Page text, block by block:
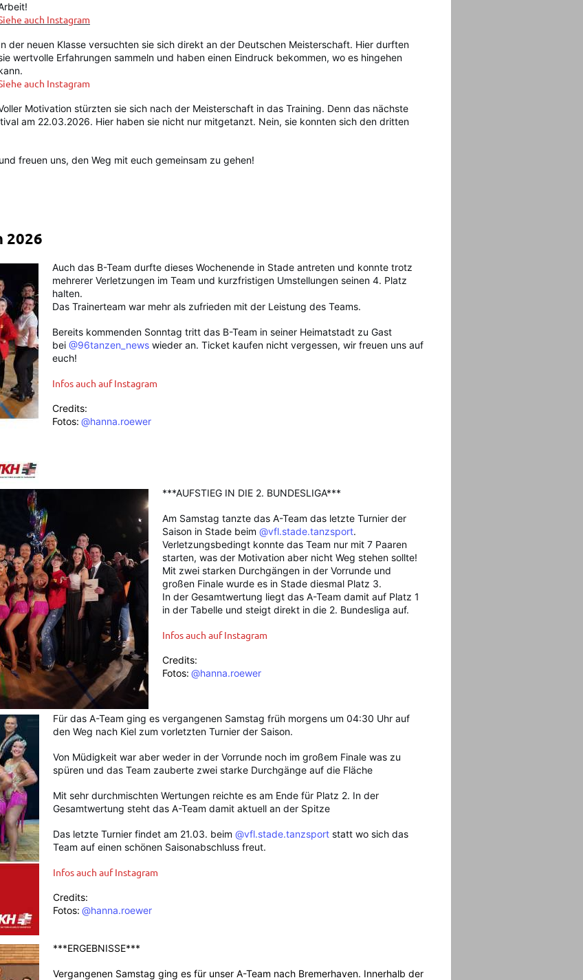
auch Instagram
der neuen Klasse versuchten sie sich direkt an der Deutschen Meisterschaft. Hier durften
wertvolle Erfahrungen sammeln und haben einen Eindruck bekommen, wo es hingehen
auch Instagram
Motivation stürzten sie sich nach der Meisterschaft in das Training. Denn das nächste
am 22.03.2026. Hier haben sie nicht nur mitgetanzt. Nein, sie konnten sich den dritten
freuen uns, den Weg mit euch gemeinsam zu gehen!
2026
Auch das B-Team durfte dieses Wochenende in Stade antreten und konnte trotz
mehrerer Verletzungen im Team und kurzfristigen Umstellungen seinen 4. Platz
halten.
Das Trainerteam war mehr als zufrieden mit der Leistung des Teams.
Bereits kommenden Sonntag tritt das B-Team in seiner Heimatstadt zu Gast
bei @96tanzen_news wieder an. Ticket kaufen nicht vergessen, wir freuen uns auf
euch!
Infos auch auf Instagram
Credits:
Fotos: @hanna.roewer
***AUFSTIEG IN DIE 2. BUNDESLIGA***
Am Samstag tanzte das A-Team das letzte Turnier der
Saison in Stade beim @vfl.stade.tanzsport.
Verletzungsbedingt konnte das Team nur mit 7 Paaren
starten, was der Motivation aber nicht Weg stehen sollte!
Mit zwei starken Durchgängen in der Vorrunde und
großen Finale wurde es in Stade diesmal Platz 3.
In der Gesamtwertung liegt das A-Team damit auf Platz 1
in der Tabelle und steigt direkt in die 2. Bundesliga auf.
Infos auch auf Instagram
Credits:
Fotos: @hanna.roewer
Für das A-Team ging es vergangenen Samstag früh morgens um 04:30 Uhr auf
den Weg nach Kiel zum vorletzten Turnier der Saison.
Von Müdigkeit war aber weder in der Vorrunde noch im großem Finale was zu
spüren und das Team zauberte zwei starke Durchgänge auf die Fläche
Mit sehr durchmischten Wertungen reichte es am Ende für Platz 2. In der
Gesamtwertung steht das A-Team damit aktuell an der Spitze
Das letzte Turnier findet am 21.03. beim @vfl.stade.tanzsport statt wo sich das
Team auf einen schönen Saisonabschluss freut.
Infos auch auf Instagram
Credits:
Fotos: @hanna.roewer
***ERGEBNISSE***
Vergangenen Samstag ging es für unser A-Team nach Bremerhaven. Innerhalb der